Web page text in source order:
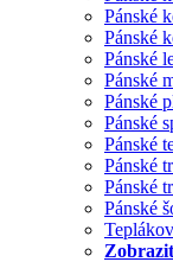
Pánské
Pánské
Pánské
Pánské
Pánské
Pánské
Pánské
Pánské
Pánské
Pánské